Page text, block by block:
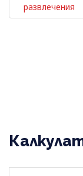
развлечения